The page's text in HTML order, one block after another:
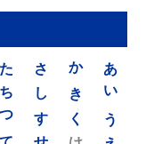
あ
い
う
え
か
き
く
け
さ
し
す
せ
た
ち
つ
て